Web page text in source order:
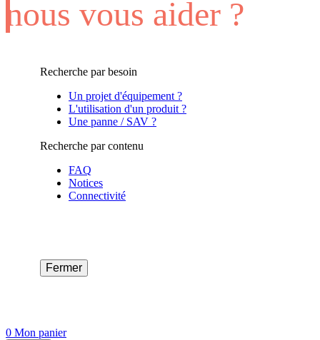
nous vous aider ?
Recherche par besoin
Un projet d'équipement ?
L'utilisation d'un produit ?
Une panne / SAV ?
Recherche par contenu
FAQ
Notices
Connectivité
Fermer
0 Mon panier